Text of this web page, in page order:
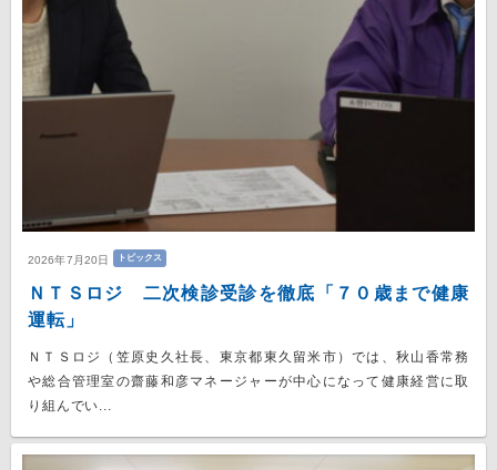
2026年7月20日 トピックス
ＮＴＳロジ 二次検診受診を徹底「７０歳まで健康
運転」
ＮＴＳロジ（笠原史久社長、東京都東久留米市）では、秋山香常務
や総合管理室の齋藤和彦マネージャーが中心になって健康経営に取
り組んでい...